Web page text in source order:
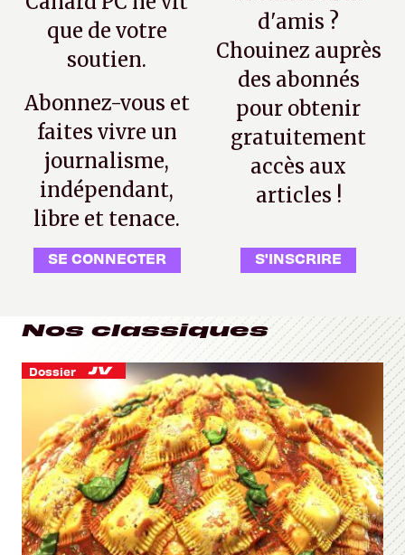
que de votre
soutien.
Abonnez-vous et
faites vivre un
journalisme,
indépendant,
libre et tenace.
SE CONNECTER
d'amis ?
Chouinez auprès
des abonnés
pour obtenir
gratuitement
accès aux
articles !
S'INSCRIRE
Nos classiques
Dossier